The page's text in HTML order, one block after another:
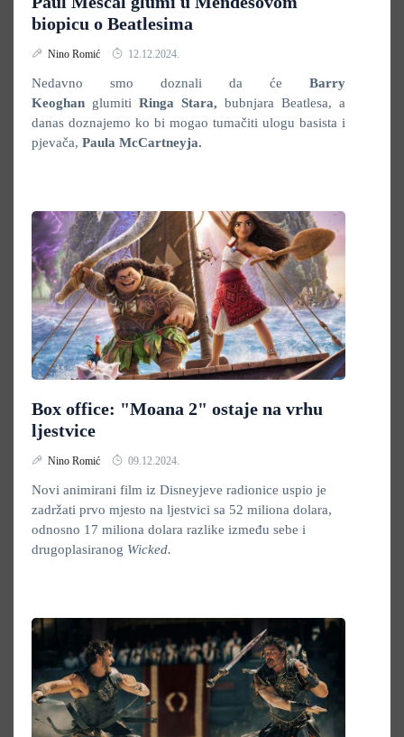
biopicu o Beatlesima
Nino Romić 12.12.2024.
Nedavno smo doznali da će Barry
Keoghan glumiti Ringa Stara, bubnjara Beatlesa, a
danas doznajemo ko bi mogao tumačiti ulogu basista i
pjevača, Paula McCartneyja.
Box office: "Moana 2" ostaje na vrhu
ljestvice
Nino Romić 09.12.2024.
Novi animirani film iz Disneyjeve radionice uspio je
zadržati prvo mjesto na ljestvici sa 52 miliona dolara,
odnosno 17 miliona dolara razlike između sebe i
drugoplasiranog Wicked.